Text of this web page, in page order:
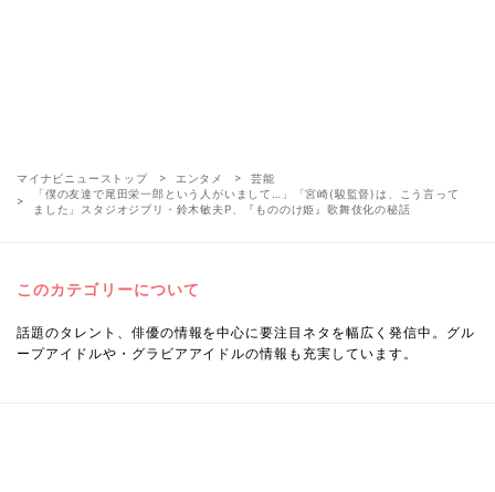
マイナビニューストップ エンタメ
芸能
「僕の友達で尾田栄一郎という人がいまして…」「宮崎(駿監督)は、こう言って
ました」スタジオジブリ・鈴木敏夫P、『もののけ姫』歌舞伎化の秘話
このカテゴリーについて
話題のタレント、俳優の情報を中心に要注目ネタを幅広く発信中。グル
ープアイドルや・グラビアアイドルの情報も充実しています。